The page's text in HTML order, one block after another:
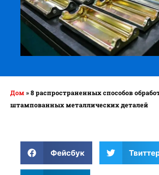
Дом »8 распространенных способов
штампованных металлических деталей
Фейсбук